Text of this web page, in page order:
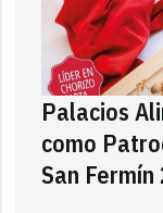
Palacios
como
San